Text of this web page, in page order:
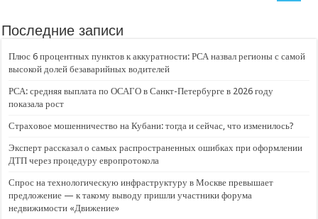
Последние записи
Плюс 6 процентных пунктов к аккуратности: РСА назвал регионы с самой
высокой долей безаварийных водителей
РСА: средняя выплата по ОСАГО в Санкт-Петербурге в 2026 году
показала рост
Страховое мошенничество на Кубани: тогда и сейчас, что изменилось?
Эксперт рассказал о самых распространенных ошибках при оформлении
ДТП через процедуру европротокола
Спрос на технологическую инфраструктуру в Москве превышает
предложение — к такому выводу пришли участники форума
недвижимости «Движение»